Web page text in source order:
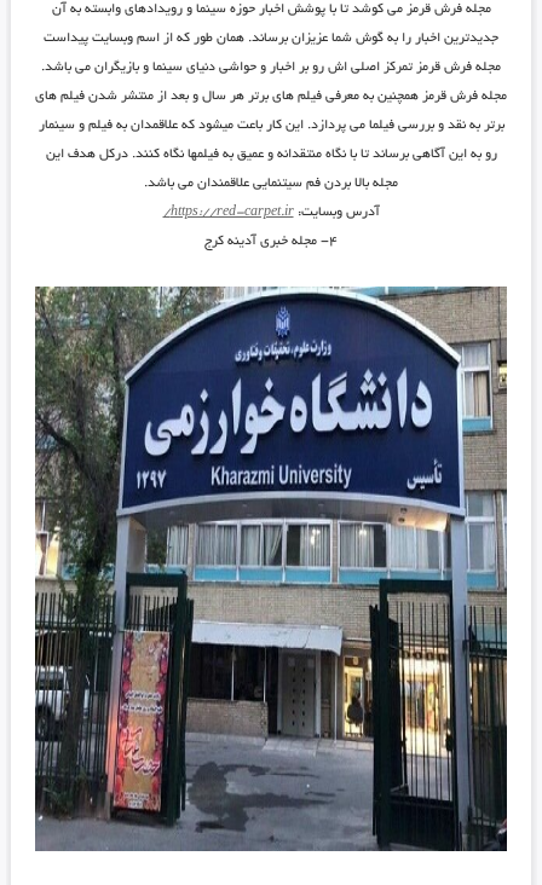
مجله فرش قرمز می کوشد تا با پوشش اخبار حوزه سینما و رویدادهای وابسته به آن
جدیدترین اخبار را به گوش شما عزیزان برساند. همان طور که از اسم وبسایت پیداست
مجله فرش قرمز تمرکز اصلی اش رو بر اخبار و حواشی دنیای سینما و بازیگران می باشد.
مجله فرش قرمز همچنین به معرفی فیلم های برتر هر سال و بعد از منتشر شدن فیلم های
برتر به نقد و بررسی فیلما می پردازد. این کار باعت میشود که علاقمدان به فیلم و سینمار
رو به این آگاهی برساند تا با نگاه منتقدانه و عمیق به فیلمها نگاه کنند. درکل هدف این
مجله بالا بردن فم سیتنمایی علاقمندان می باشد.
آدرس وبسایت:https://red-carpet.ir/
۴- مجله خبری آدینه کرج